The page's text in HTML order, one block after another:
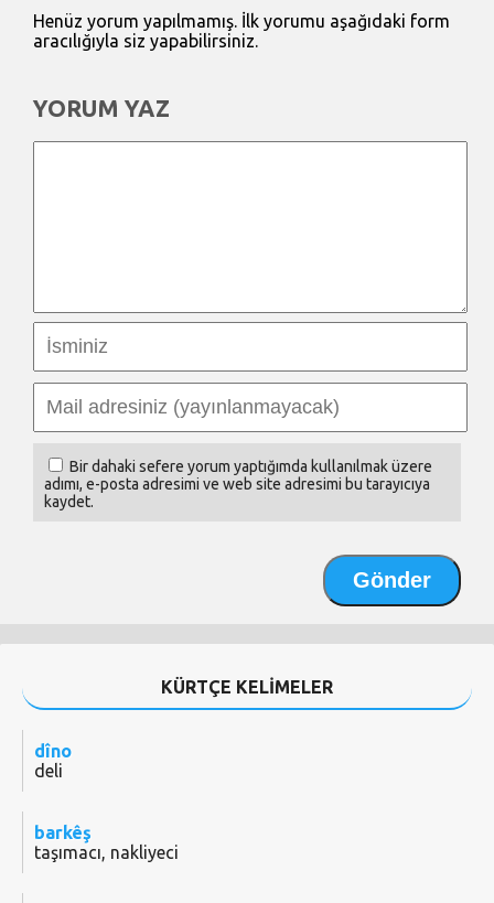
Henüz yorum yapılmamış. İlk yorumu aşağıdaki form
aracılığıyla siz yapabilirsiniz.
YORUM YAZ
Bir dahaki sefere yorum yaptığımda kullanılmak üzere
adımı, e-posta adresimi ve web site adresimi bu tarayıcıya
kaydet.
KÜRTÇE KELİMELER
dîno
deli
barkêş
taşımacı, nakliyeci